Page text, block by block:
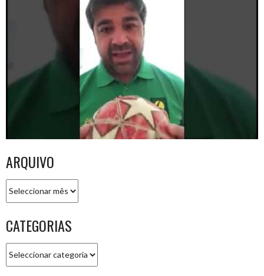
ARQUIVO
CATEGORIAS